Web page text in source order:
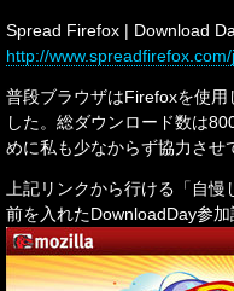
Spread Firefox | Download
http://
普段ブラウザはFirefoxを使用
した。総ダウンロード数は
めに私も少なからず協力させ
上記リンクから行ける「自
前を入れたDownloadDay参加